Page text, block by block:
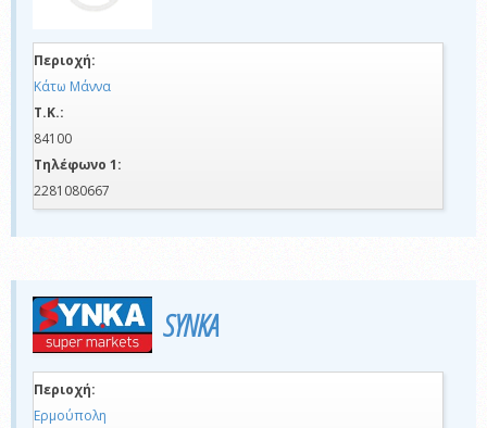
Περιοχή:
Κάτω Μάννα
Τ.Κ.:
84100
Τηλέφωνο 1:
2281080667
SYNKA
Περιοχή:
Ερμούπολη